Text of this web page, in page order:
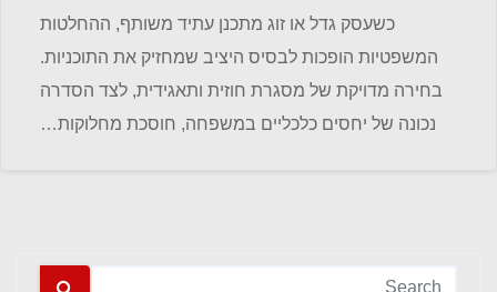
כשעסק גדל או זוג מתכנן עתיד משותף, ההחלטות
המשפטיות הופכות לבסיס היציב שמחזיק את התוכניות.
בחירה מדויקת של מסגרת חוזית ותאגידית, לצד הסדרה
נכונה של יחסים כלכליים במשפחה, חוסכת מחלוקות…